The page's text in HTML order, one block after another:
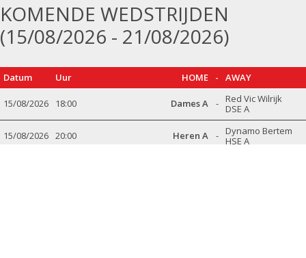
KOMENDE WEDSTRIJDEN
(15/08/2026 - 21/08/2026)
Datum Uur HOME - AWAY
15/08/2026 18:00 Dames A - Red Vic Wilrijk
DSE A
15/08/2026 20:00 Heren A - Dynamo Bertem
HSE A